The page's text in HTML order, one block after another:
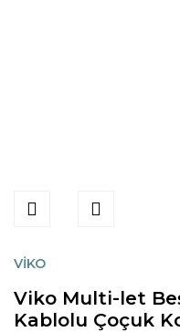
VİKO
Viko Multi-let
Kablolu Çoçuk